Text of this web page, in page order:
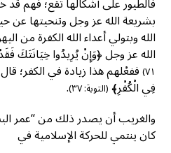
بشريعة الله عز وجل وتنحيتها عن
الله وبتولي أعداء الله الكفرة من
الله عز وجل ﴿وَإِنْ يُرِيدُوا خِيَانَتَكَ
٧١) ففعْلهم هذا زيادة في الكفر؛
فِي الْكُفْرِ﴾(التوبة: ٣٧)
.
والغريب أن يصدر ذلك من “عمر
كان ينتمي للحركة الإسلامية في